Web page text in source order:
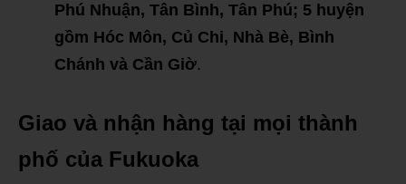
Phú Nhuận, Tân Bình, Tân Phú; 5 huyện
gồm Hóc Môn, Củ Chi, Nhà Bè, Bình
Chánh và Cần Giờ.
Giao và nhận hàng tại mọi thành
phố của Fukuoka